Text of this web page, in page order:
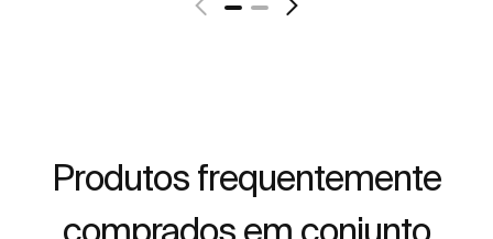
Produtos frequentemente
comprados em conjunto